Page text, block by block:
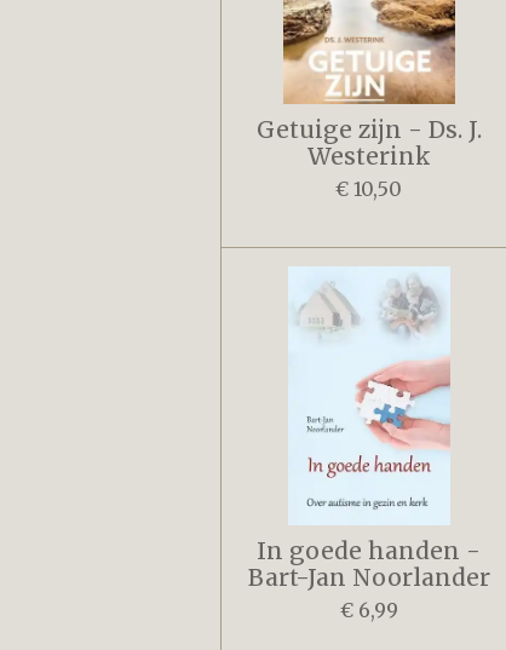
Getuige zijn - Ds. J.
Westerink
€ 10,50
In goede handen -
Bart-Jan Noorlander
€ 6,99